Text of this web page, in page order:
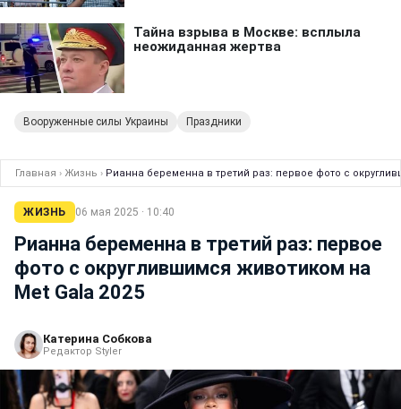
Вооруженные силы Украины Праздники
Главная › Жизнь › Рианна беременна в третий раз: первое фото с
ЖИЗНЬ 06 мая 2025 · 10:40
Рианна беременна в третий раз: первое
фото с округлившимся животиком на
Met Gala 2025
Катерина Собкова
Редактор Styler